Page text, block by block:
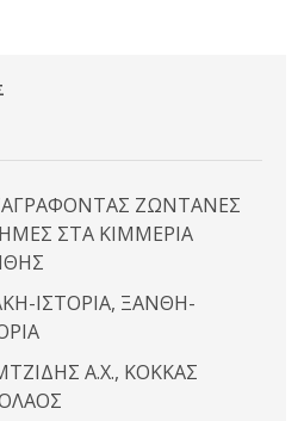
ΖΩΝΤΑΝΕΣ
ΣΤΑ ΚΙΜΜΕΡΙΑ
ΙΣΤΟΡΙΑ, ΞΑΝΘΗ-
Α.Χ., ΚΟΚΚΑΣ